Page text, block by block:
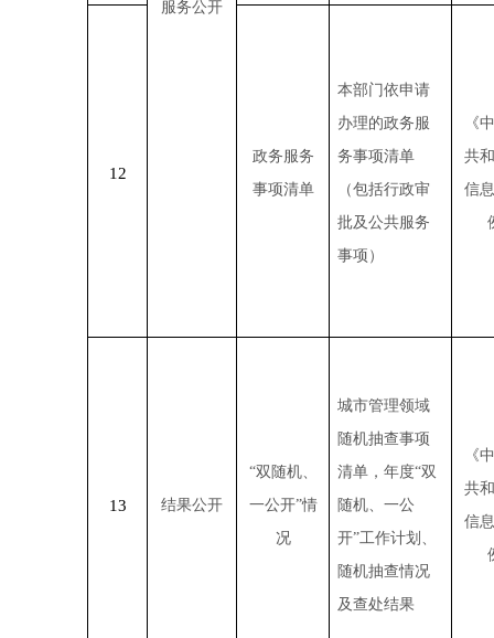
服务公开
12
政务服务
事项清单
本部门依申请
办理的政务服
务事项清单
（包括行政审
批及公共服务
事项）
《
共
信
13 结果公开
“双随机、
一公开”情
况
城市管理领域
随机抽查事项
清单，年度“双
随机、一公
开”工作计划、
随机抽查情况
及查处结果
《
共
信